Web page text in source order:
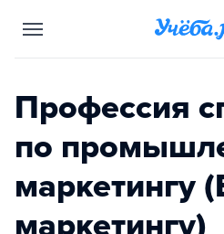
Профессия
по
маркетингу
маркетингу)